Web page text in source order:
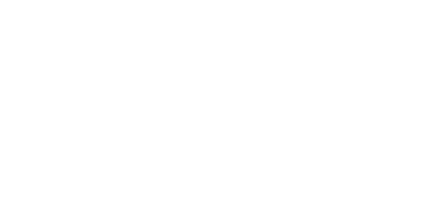
Fehlt Zum Meister-Titel